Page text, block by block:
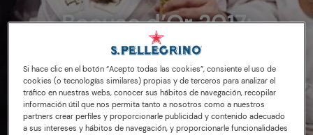
Bocuse d’Or 2017:
Mathew Peters gana con
el Team USA
Si hace clic en el botón “Acepto todas las cookies”, consiente el uso de
cookies (o tecnologías similares) propias y de terceros para analizar el
tráfico en nuestras webs, conocer sus hábitos de navegación, recopilar
información útil que nos permita tanto a nosotros como a nuestros
partners crear perfiles y proporcionarle publicidad y contenido adecuado
a sus intereses y hábitos de navegación, y proporcionarle funcionalidades